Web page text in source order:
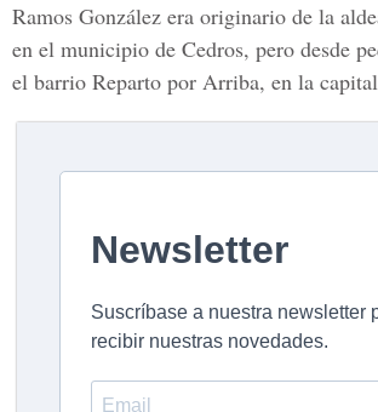
Ramos González era originario de la
en el municipio de Cedros, pero desde
el barrio Reparto por Arriba, en la